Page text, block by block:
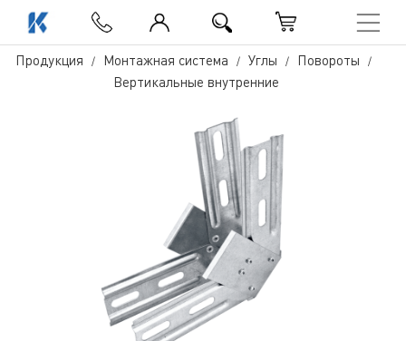
Продукция Монтажная система Углы
Повороты
Вертикальные внутренние